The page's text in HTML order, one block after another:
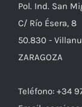
Pol. Ind. San
C/ Río Ésera, 8
50.830 -
ZARAGOZA
Teléfono: +34